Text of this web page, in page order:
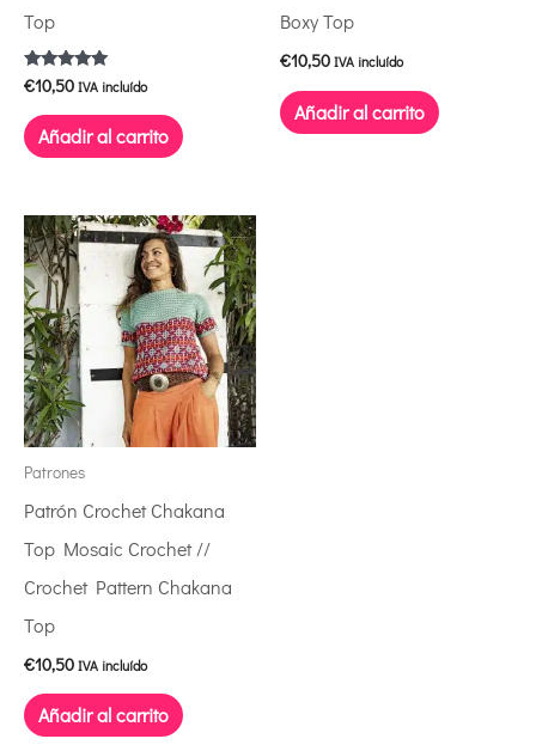
Top
Valorado con
5.00
de 5
€10,50 IVA incluído
Añadir al carrito
Boxy Top
€10,50 IVA incluído
Añadir al carrito
Patrones
Patrón Crochet Chakana
Top Mosaic Crochet //
Crochet Pattern Chakana
Top
€10,50 IVA incluído
Añadir al carrito